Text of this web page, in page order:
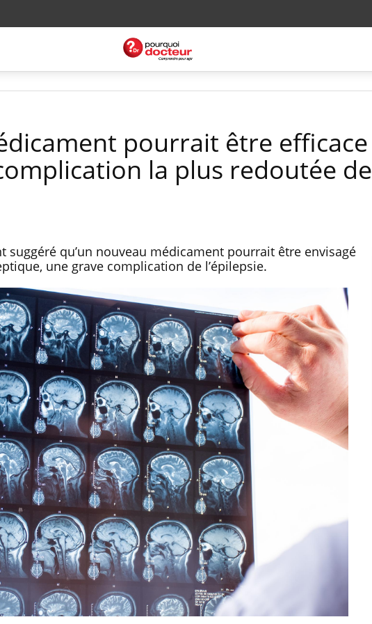
pourrait être efficace
la plus redoutée de
suggéré qu’un nouveau médicament pourrait être envisagé
une grave complication de l’épilepsie.
Grossesse et chaleur : ce
que dit la science
Le smartphone nuit-il à
l'apprentissage de la
lecture ?
Mordue par une tique en
vacances, elle reste dans
le coma pendant 42 jours